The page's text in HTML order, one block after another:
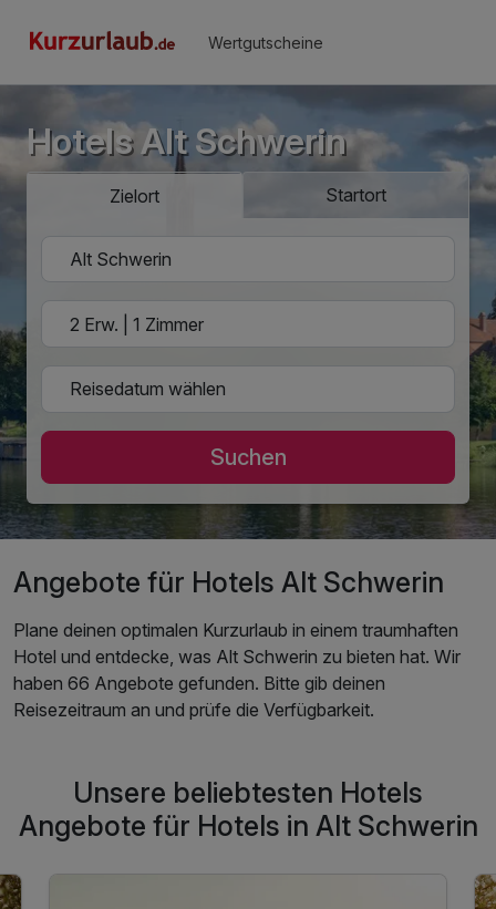
Wertgutscheine
Hotels Alt Schwerin
Zielort Startort
Suchen
Angebote für Hotels Alt Schwerin
Plane deinen optimalen Kurzurlaub in einem traumhaften
Hotel und entdecke, was Alt Schwerin zu bieten hat. Wir
haben 66 Angebote gefunden. Bitte gib deinen
Reisezeitraum an und prüfe die Verfügbarkeit.
Unsere beliebtesten Hotels
Angebote für Hotels in Alt Schwerin